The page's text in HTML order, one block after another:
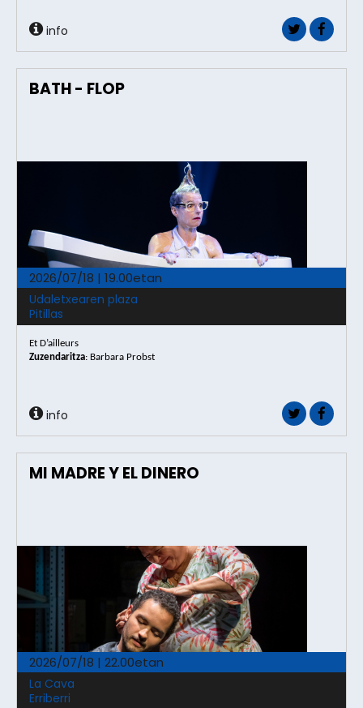
info
BATH - FLOP
2026/07/18 | 19.00etan
Udaletxearen plaza
Pitillas
Et D’ailleurs
Zuzendaritza: Barbara Probst
info
MI MADRE Y EL DINERO
2026/07/18 | 22.00etan
La Cava
Erriberri